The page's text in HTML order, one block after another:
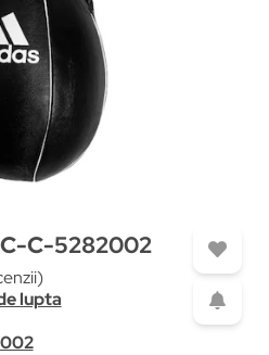
C-5282002
lupta